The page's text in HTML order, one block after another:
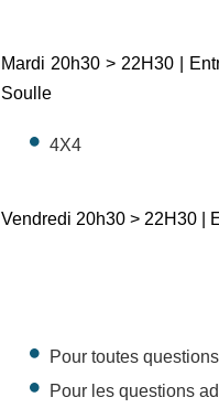
Mardi 20h30 > 22H30 |
Soulle
4X4
Vendredi 20h30 > 22H30 |
Pour toutes
Pour les questions